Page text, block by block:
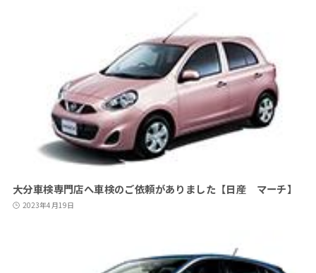
大分車検専門店へ車検のご依頼がありました【日産 マーチ】
2023年4月19日